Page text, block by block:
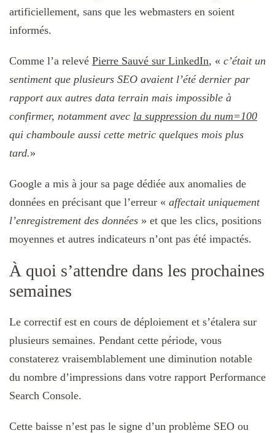
artificiellement, sans que les webmasters en soient
informés.
Comme l’a relevé Pierre Sauvé sur LinkedIn, « c’était un
sentiment que plusieurs SEO avaient l’été dernier par
rapport aux autres data terrain mais impossible à
confirmer, notamment avec la suppression du num=100
qui chamboule aussi cette metric quelques mois plus
tard.»
Google a mis à jour sa page dédiée aux anomalies de
données en précisant que l’erreur « affectait uniquement
l’enregistrement des données » et que les clics, positions
moyennes et autres indicateurs n’ont pas été impactés.
À quoi s’attendre dans les prochaines
semaines
Le correctif est en cours de déploiement et s’étalera sur
plusieurs semaines. Pendant cette période, vous
constaterez vraisemblablement une diminution notable
du nombre d’impressions dans votre rapport Performance
Search Console.
Cette baisse n’est pas le signe d’un problème SEO ou